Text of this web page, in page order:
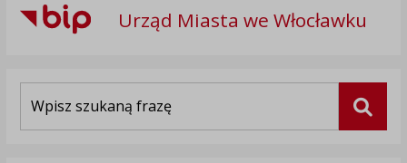
Urząd Miasta we Włocławku